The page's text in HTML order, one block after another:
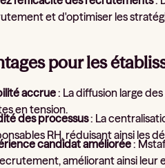
et d'optimiser les
pour les
accrue: La diffusion large
en tension.
des processus: La
RH, réduisant ainsi les
candidat améliorée:
améliorant ainsi leur